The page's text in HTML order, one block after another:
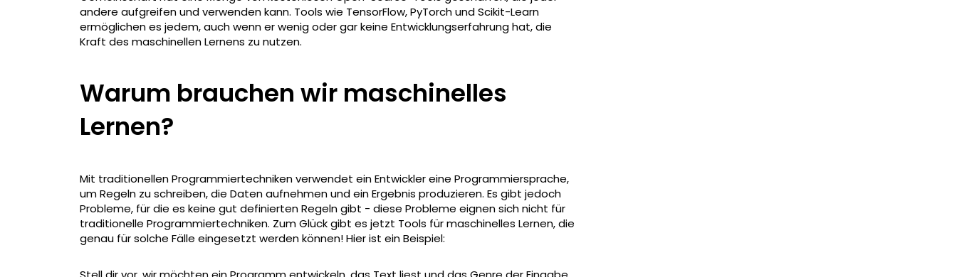
andere aufgreifen und verwenden kann. Tools wie TensorFlow, PyTorch und Scikit-Learn
ermöglichen es jedem, auch wenn er wenig oder gar keine Entwicklungserfahrung hat, die
Kraft des maschinellen Lernens zu nutzen.
Warum brauchen wir maschinelles
Lernen?
Mit traditionellen Programmiertechniken verwendet ein Entwickler eine Programmiersprache,
um Regeln zu schreiben, die Daten aufnehmen und ein Ergebnis produzieren. Es gibt jedoch
Probleme, für die es keine gut definierten Regeln gibt - diese Probleme eignen sich nicht für
traditionelle Programmiertechniken. Zum Glück gibt es jetzt Tools für maschinelles Lernen, die
genau für solche Fälle eingesetzt werden können! Hier ist ein Beispiel: